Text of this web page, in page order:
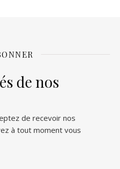
de nos
de recevoir nos
à tout moment vous